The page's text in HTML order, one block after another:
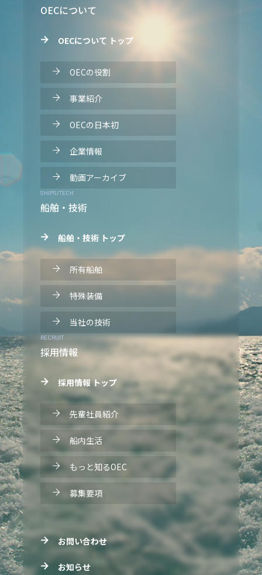
OECについて
OECについて トップ
OECの役割
事業紹介
OECの日本初
企業情報
動画アーカイブ
SHIPS/TECH
船舶・技術
船舶・技術 トップ
所有船舶
特殊装備
当社の技術
RECRUIT
採用情報
採用情報 トップ
先輩社員紹介
船内生活
もっと知るOEC
募集要項
お問い合わせ
お知らせ